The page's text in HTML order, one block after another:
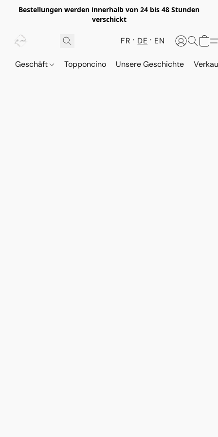
Bestellungen werden innerhalb von 24 bis 48 Stunden
verschickt
FR DE EN
Geschäft Topponcino Unsere Geschichte